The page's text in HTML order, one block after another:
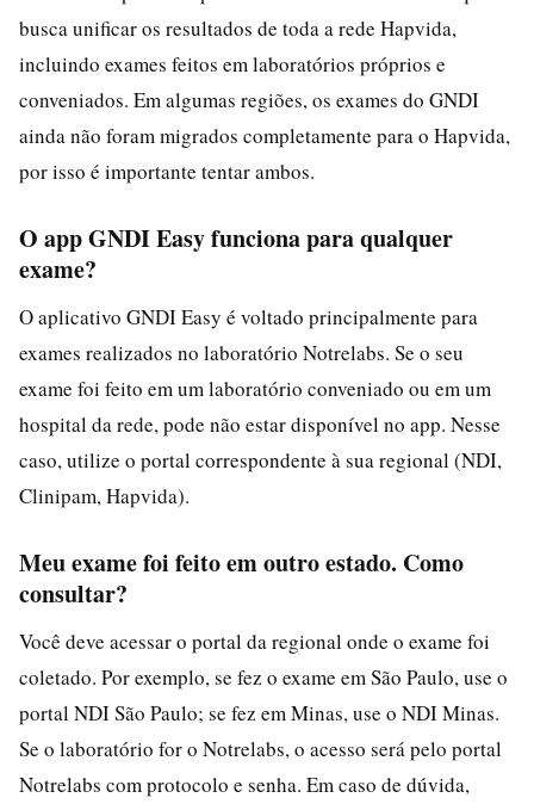
busca unificar os resultados de toda a rede Hapvida,
incluindo exames feitos em laboratórios próprios e
conveniados. Em algumas regiões, os exames do GNDI
ainda não foram migrados completamente para o Hapvida,
por isso é importante tentar ambos.
O app GNDI Easy funciona para qualquer
exame?
O aplicativo GNDI Easy é voltado principalmente para
exames realizados no laboratório Notrelabs. Se o seu
exame foi feito em um laboratório conveniado ou em um
hospital da rede, pode não estar disponível no app. Nesse
caso, utilize o portal correspondente à sua regional (NDI,
Clinipam, Hapvida).
Meu exame foi feito em outro estado. Como
consultar?
Você deve acessar o portal da regional onde o exame foi
coletado. Por exemplo, se fez o exame em São Paulo, use o
portal NDI São Paulo; se fez em Minas, use o NDI Minas.
Se o laboratório for o Notrelabs, o acesso será pelo portal
Notrelabs com protocolo e senha. Em caso de dúvida,